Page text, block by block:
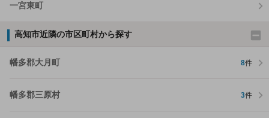
一宮東町
高知市近隣の市区町村から探す
幡多郡大月町 8件
幡多郡三原村 3件